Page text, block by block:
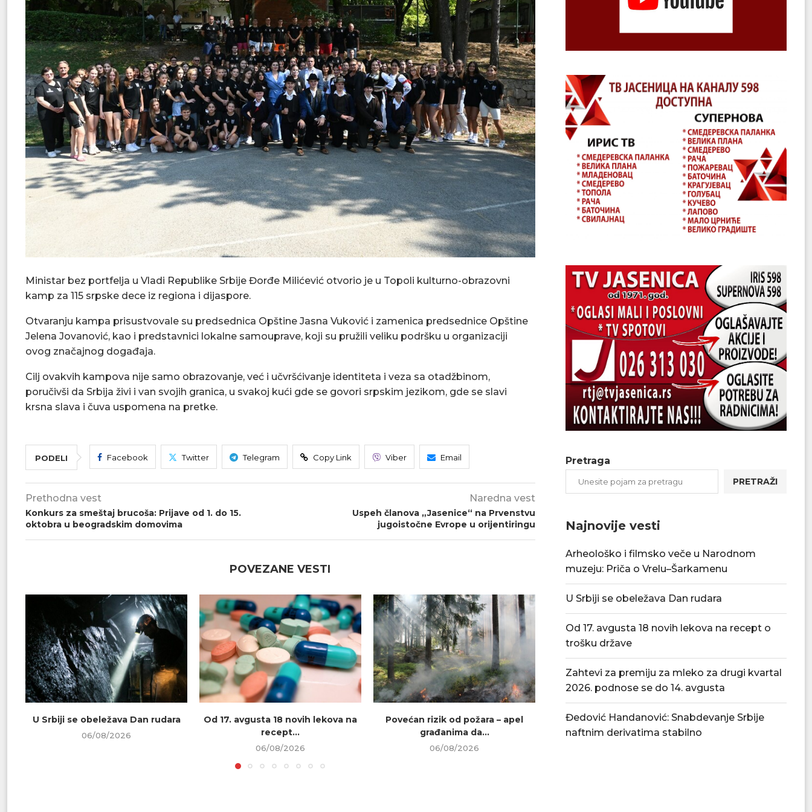
Ministar bez portfelja u Vladi Republike Srbije Đorđe Milićević otvorio je u Topoli kulturno-obrazovni
kamp za 115 srpske dece iz regiona i dijaspore.
Otvaranju kampa prisustvovale su predsednica Opštine Jasna Vuković i zamenica predsednice Opštine
Jelena Jovanović, kao i predstavnici lokalne samouprave, koji su pružili veliku podršku u organizaciji
ovog značajnog događaja.
Cilj ovakvih kampova nije samo obrazovanje, već i učvršćivanje identiteta i veza sa otadžbinom,
poručivši da Srbija živi i van svojih granica, u svakoj kući gde se govori srpskim jezikom, gde se slavi
krsna slava i čuva uspomena na pretke.
PODELI Facebook Twitter Telegram Copy Link Viber Email
Prethodna vest
Konkurs za smeštaj brucoša: Prijave od 1. do 15.
oktobra u beogradskim domovima
Naredna vest
Uspeh članova „Jasenice“ na Prvenstvu
jugoistočne Evrope u orijentiringu
POVEZANE VESTI
U Srbiji se obeležava Dan rudara
06/08/2026
Od 17. avgusta 18 novih lekova na
recept...
06/08/2026
Povećan rizik od požara – apel
građanima da...
06/08/2026
U Smederevskoj Palanci uredno
vodosnabdevanje i stabilno
Republički štab:
Pretraga
PRETRAŽI
Najnovije vesti
Arheološko i filmsko veče u Narodnom
muzeju: Priča o Vrelu–Šarkamenu
U Srbiji se obeležava Dan rudara
Od 17. avgusta 18 novih lekova na recept o
trošku države
Zahtevi za premiju za mleko za drugi kvartal
2026. podnose se do 14. avgusta
Đedović Handanović: Snabdevanje Srbije
naftnim derivatima stabilno